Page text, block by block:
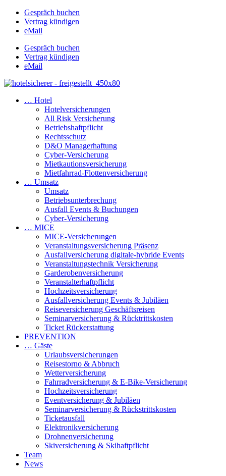
Gespräch buchen
Vertrag kündigen
eMail
Gespräch buchen
Vertrag kündigen
eMail
… Hotel
Hotelversicherungen
All Risk Versicherung
Betriebshaftpflicht
Rechtsschutz
D&O Managerhaftung
Cyber-Versicherung
Mietkautionsversicherung
Mietfahrrad-Flottenversicherung
… Umsatz
Umsatz
Betriebsunterbrechung
Ausfall Events & Buchungen
Cyber-Versicherung
… MICE
MICE-Versicherungen
Veranstaltungsversicherung Präsenz
Ausfallversicherung digitale-hybride Events
Veranstaltungstechnik Versicherung
Garderobenversicherung
Veranstalterhaftpflicht
Hochzeitsversicherung
Ausfallversicherung Events & Jubiläen
Reiseversicherung Geschäftsreisen
Seminarversicherung & Rücktrittskosten
Ticket Rückerstattung
PREVENTION
… Gäste
Urlaubsversicherungen
Reisestorno & Abbruch
Wetterversicherung
Fahrradversicherung & E-Bike-Versicherung
Hochzeitsversicherung
Eventversicherung & Jubiläen
Seminarversicherung & Rückstrittskosten
Ticketausfall
Elektronikversicherung
Drohnenversicherung
Skiversicherung & Skihaftpflicht
Team
News